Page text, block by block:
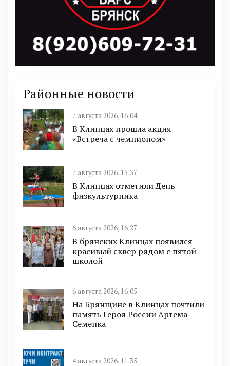
Районные новости
7 августа 2026, 16:04
В Клинцах прошла акция
«Встреча с чемпионом»
7 августа 2026, 15:37
В Клинцах отметили День
физкультурника
6 августа 2026, 16:27
В брянских Клинцах появился
красивый сквер рядом с пятой
школой
6 августа 2026, 16:05
На Брянщине в Клинцах почтили
память Героя России Артема
Семенка
4 августа 2026, 11:35